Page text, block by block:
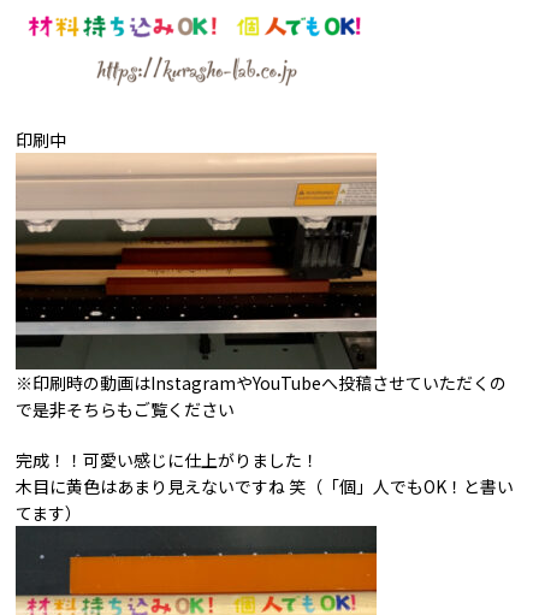
印刷中
※印刷時の動画はInstagramやYouTubeへ投稿させていただくの
で是非そちらもご覧ください
完成！！可愛い感じに仕上がりました！
木目に黄色はあまり見えないですね 笑（「個」人でもOK！と書い
てます）